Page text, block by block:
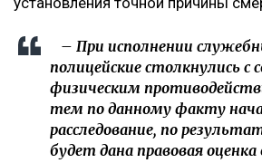
– При исполнении
полицейские столкнулись с
физическим
тем по данному факту
расследование, по
будет дана правовая